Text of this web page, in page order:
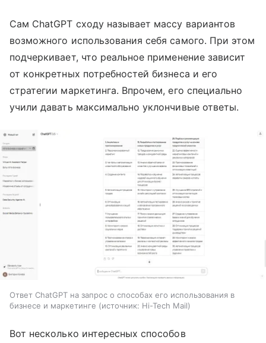
Сам ChatGPT сходу называет массу вариантов
возможного использования себя самого. При этом
подчеркивает, что реальное применение зависит
от конкретных потребностей бизнеса и его
стратегии маркетинга. Впрочем, его специально
учили давать максимально уклончивые ответы.
Ответ ChatGPT на запрос о способах его использования в
бизнесе и маркетинге
источник: Hi-Tech Mail
Вот несколько интересных способов